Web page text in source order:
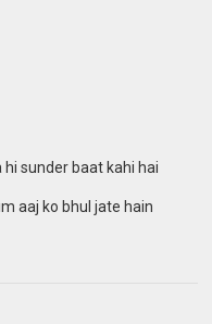
sunder baat kahi hai
aaj ko bhul jate hain